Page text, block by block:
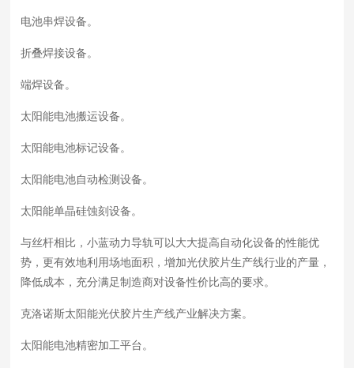
电池串焊设备。
折叠焊接设备。
端焊设备。
太阳能电池搬运设备。
太阳能电池标记设备。
太阳能电池自动检测设备。
太阳能单晶硅蚀刻设备。
与丝杆相比，小蓝动力导轨可以大大提高自动化设备的性能优
势，更有效地利用场地面积，增加光伏胶片生产线行业的产量，
降低成本，充分满足制造商对设备性价比高的要求。
克洛诺斯太阳能光伏胶片生产线产业解决方案。
太阳能电池精密加工平台。